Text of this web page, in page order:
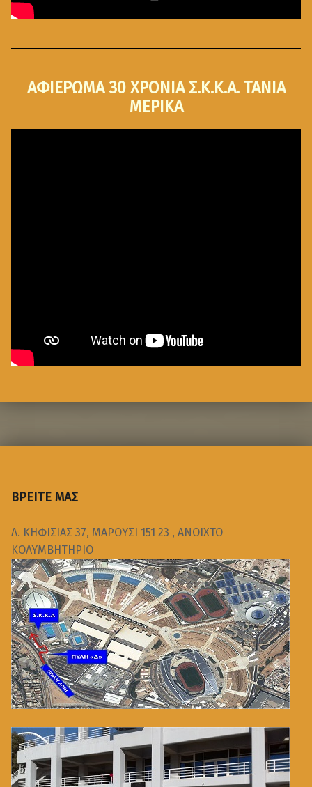
ΑΦΙΕΡΩΜΑ 30 ΧΡΟΝΙΑ Σ.Κ.Κ.Α. ΤΑΝΙΑ
ΜΕΡΙΚΑ
ΒΡΕΙΤΕ ΜΑΣ
Λ. ΚΗΦΙΣΙΑΣ 37, ΜΑΡΟΥΣΙ 151 23 , ΑΝΟΙΧΤΟ
ΚΟΛΥΜΒΗΤΗΡΙΟ